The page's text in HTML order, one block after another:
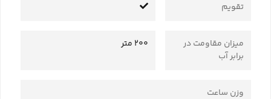
تقویم
میزان مقاومت در
برابر آب
200 متر
وزن ساعت